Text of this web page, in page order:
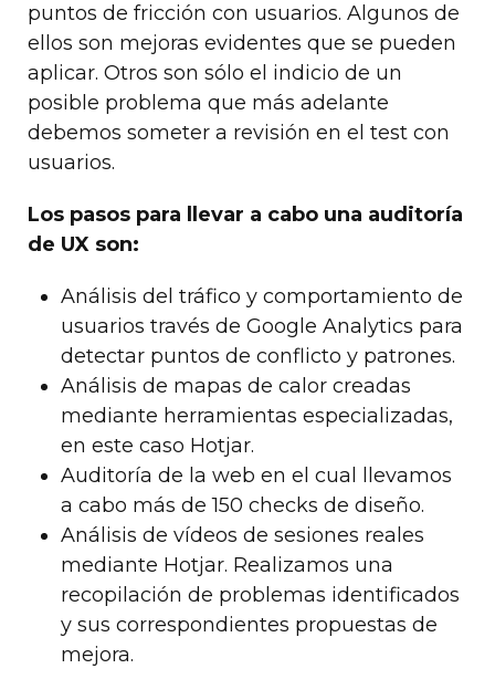
puntos de fricción con usuarios. Algunos de
ellos son mejoras evidentes que se pueden
aplicar. Otros son sólo el indicio de un
posible problema que más adelante
debemos someter a revisión en el test con
usuarios.
Los pasos para llevar a cabo una auditoría
de UX son:
Análisis del tráfico y comportamiento de
usuarios través de Google Analytics para
detectar puntos de conflicto y patrones.
Análisis de mapas de calor creadas
mediante herramientas especializadas,
en este caso Hotjar.
Auditoría de la web en el cual llevamos
a cabo más de 150 checks de diseño.
Análisis de vídeos de sesiones reales
mediante Hotjar. Realizamos una
recopilación de problemas identificados
y sus correspondientes propuestas de
mejora.